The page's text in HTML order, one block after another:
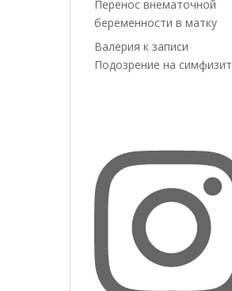
Перенос внематочной
беременности в матку
Валерия к записи
Подозрение на симфизит